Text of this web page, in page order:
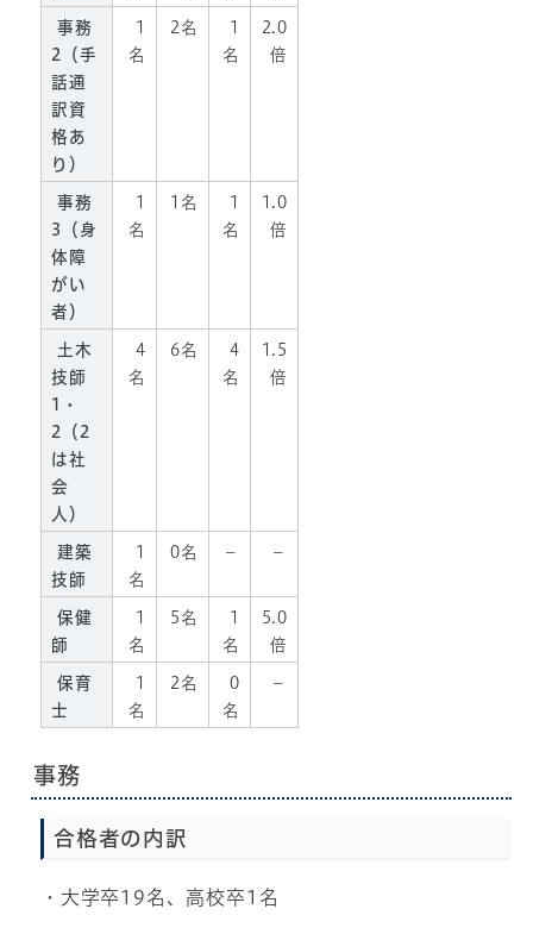
事務
2（手
話通
訳資
格あ
り）
1
名
2名
1
名
2.0
倍
事務
3（身
体障
がい
者）
1
名
1名
1
名
1.0
倍
土木
技師
1・
2（2
は社
会
人）
4
名
6名
4
名
1.5
倍
建築
技師
1
名
0名 － －
保健
師
1
名
5名
1
名
5.0
倍
保育
士
1
名
2名
0
名
－
事務
合格者の内訳
・大学卒19名、高校卒1名